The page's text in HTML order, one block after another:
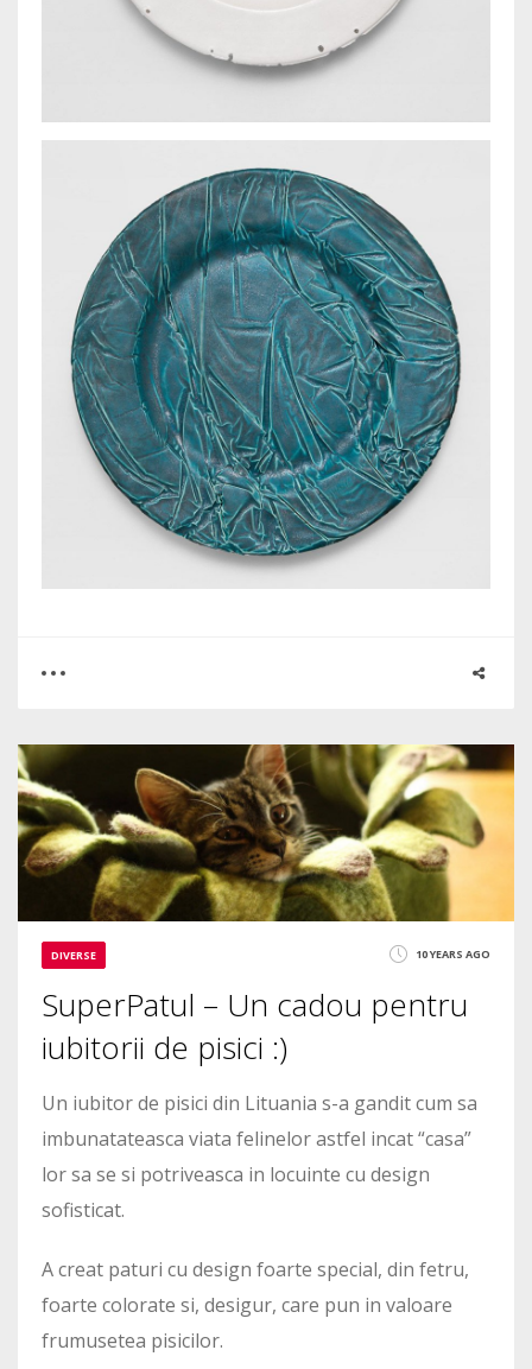
0
2154
DIVERSE 10 YEARS AGO
SuperPatul – Un cadou pentru
iubitorii de pisici :)
Un iubitor de pisici din Lituania s-a gandit cum sa
imbunatateasca viata felinelor astfel incat “casa”
lor sa se si potriveasca in locuinte cu design
sofisticat.
A creat paturi cu design foarte special, din fetru,
foarte colorate si, desigur, care pun in valoare
frumusetea pisicilor.